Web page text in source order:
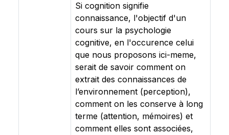
Si cognition signifie
connaissance, l'objectif d'un
cours sur la psychologie
cognitive, en l'occurence celui
que nous proposons ici-meme,
serait de savoir comment on
extrait des connaissances de
l’environnement (perception),
comment on les conserve à long
terme (attention, mémoires) et
comment elles sont associées,